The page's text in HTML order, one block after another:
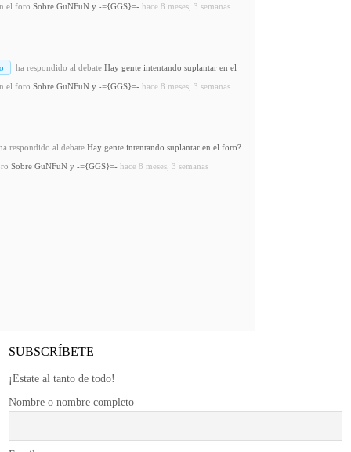
el foro Sobre GuNFuN y -={GGS}=- hace 8 meses, 3 semanas
ha respondido al debate Hay gente intentando suplantar en el
el foro Sobre GuNFuN y -={GGS}=- hace 8 meses, 3 semanas
respondido al debate Hay gente intentando suplantar en el foro?
Sobre GuNFuN y -={GGS}=- hace 8 meses, 3 semanas
SUBSCRÍBETE
¡Estate al tanto de todo!
Nombre o nombre completo